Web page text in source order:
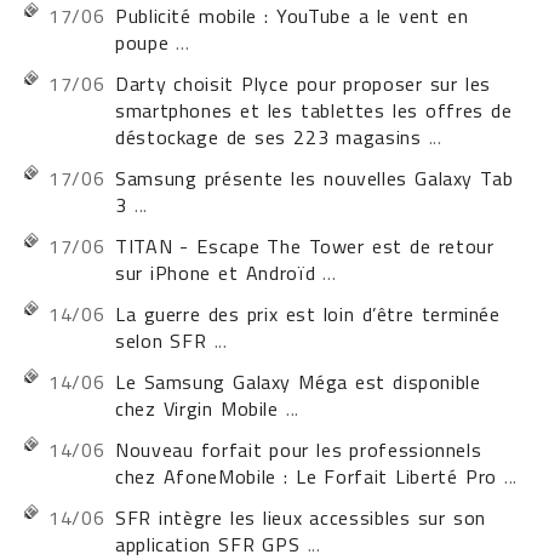
17/06 Publicité mobile : YouTube a le vent en
poupe ...
17/06 Darty choisit Plyce pour proposer sur les
smartphones et les tablettes les offres de
déstockage de ses 223 magasins ...
17/06 Samsung présente les nouvelles Galaxy Tab
3 ...
17/06 TITAN - Escape The Tower est de retour
sur iPhone et Androïd ...
14/06 La guerre des prix est loin d’être terminée
selon SFR ...
14/06 Le Samsung Galaxy Méga est disponible
chez Virgin Mobile ...
14/06 Nouveau forfait pour les professionnels
chez AfoneMobile : Le Forfait Liberté Pro ...
14/06 SFR intègre les lieux accessibles sur son
application SFR GPS ...